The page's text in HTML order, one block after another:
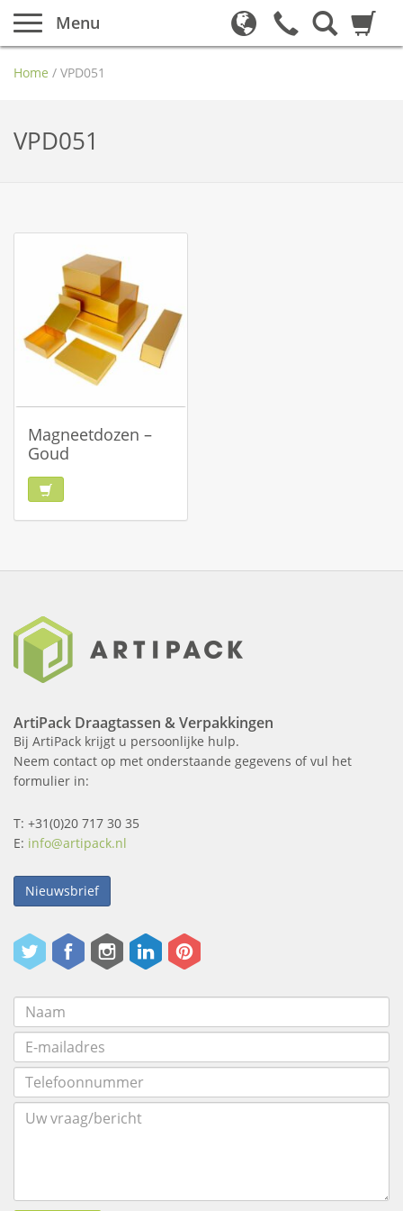
Menu
Home / VPD051
VPD051
Magneetdozen –
Goud
ArtiPack Draagtassen & Verpakkingen
Bij ArtiPack krijgt u persoonlijke hulp.
Neem contact op met onderstaande gegevens of vul het
formulier in:
T: +31(0)20 717 30 35
E: info@artipack.nl
Nieuwsbrief